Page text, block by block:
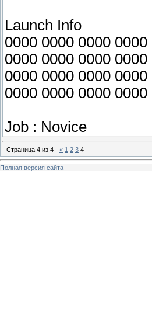
Launch Info
0000 0000 0000
0000 0000 0000
0000 0000 0000
0000 0000 0000
Job : Novice
Страница 4 из 4 « 1 2 3 4
Полная версия сайта